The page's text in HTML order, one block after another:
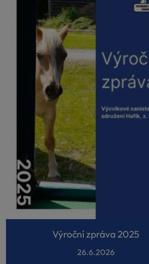
Výroční zpráva 2025
26.6.2026